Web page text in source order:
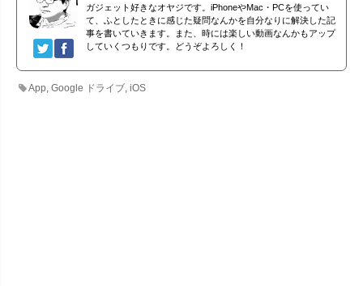
ガジェット好きなオヤジです。iPhoneやMac・PCを使ってい
て、ふとしたときに感じた疑問なんかを自分なりに解決した記
事を書いていきます。また、時には楽しい動画なんかもアップ
していくつもりです。どうぞよろしく！
App,Google ドライブ,iOS